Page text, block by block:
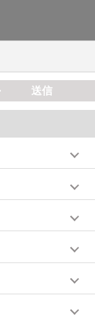
送信